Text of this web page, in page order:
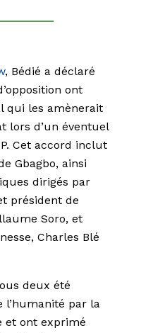
, Bédié a déclaré
ont
qui les amènerait
lors d’un éventuel
Cet accord inclut
Gbagbo, ainsi
dirigés par
président de
Soro, et
Charles Blé
deux été
l’humanité par la
et ont exprimé